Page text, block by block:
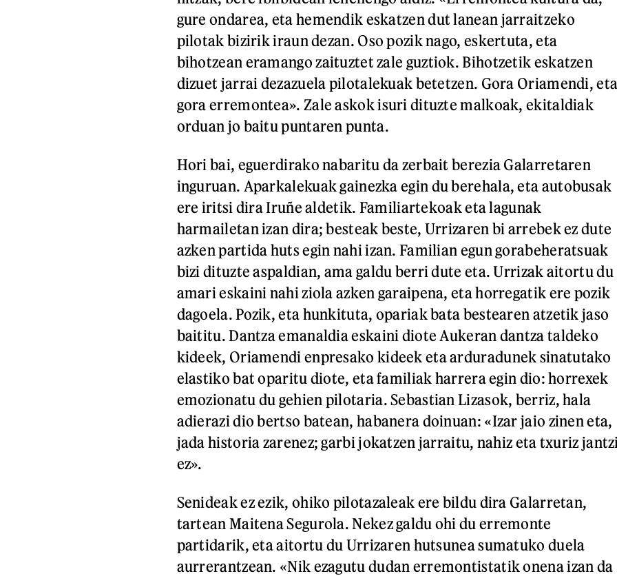
gure ondarea, eta hemendik eskatzen dut lanean jarraitzeko
pilotak bizirik iraun dezan. Oso pozik nago, eskertuta, eta
bihotzean eramango zaituztet zale guztiok. Bihotzetik eskatzen
dizuet jarrai dezazuela pilotalekuak betetzen. Gora Oriamendi,
gora erremontea». Zale askok isuri dituzte malkoak, ekitaldiak
orduan jo baitu puntaren punta.
Hori bai, eguerdirako nabaritu da zerbait berezia Galarretaren
inguruan. Aparkalekuak gainezka egin du berehala, eta autobusak
ere iritsi dira Iruñe aldetik. Familiartekoak eta lagunak
harmailetan izan dira; besteak beste, Urrizaren bi arrebek ez dute
azken partida huts egin nahi izan. Familian egun gorabeheratsuak
bizi dituzte aspaldian, ama galdu berri dute eta. Urrizak aitortu du
amari eskaini nahi ziola azken garaipena, eta horregatik ere pozik
dagoela. Pozik, eta hunkituta, opariak bata bestearen atzetik jaso
baititu. Dantza emanaldia eskaini diote Aukeran dantza taldeko
kideek, Oriamendi enpresako kideek eta arduradunek sinatutako
elastiko bat oparitu diote, eta familiak harrera egin dio: horrexek
emozionatu du gehien pilotaria. Sebastian Lizasok, berriz, hala
adierazi dio bertso batean, habanera doinuan: «Izar jaio zinen eta,
jada historia zarenez; garbi jokatzen jarraitu, nahiz eta txuriz
ez».
Senideak ez ezik, ohiko pilotazaleak ere bildu dira Galarretan,
tartean Maitena Segurola. Nekez galdu ohi du erremonte
partidarik, eta aitortu du Urrizaren hutsunea sumatuko duela
aurrerantzean. «Nik ezagutu dudan erremontistatik onena izan da